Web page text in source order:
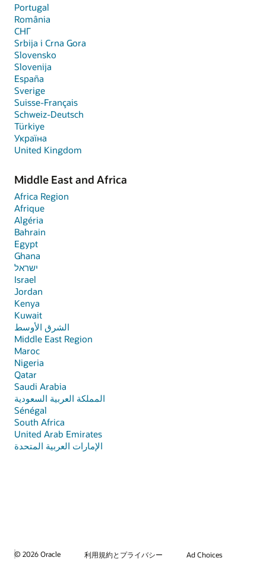
Portugal
România
СНГ
Srbija i Crna Gora
Slovensko
Slovenija
España
Sverige
Suisse-Français
Schweiz-Deutsch
Türkiye
Україна
United Kingdom
Middle East and Africa
Africa Region
Afrique
Algéria
Bahrain
Egypt
Ghana
ישראל
Israel
Jordan
Кenya
Kuwait
الشرق الأوسط
Middle East Region
Maroc
Nigeria
Qatar
Saudi Arabia
المملكة العربية السعودية
Sénégal
South Africa
United Arab Emirates
الإمارات العربية المتحدة
© 2026 Oracle 利用規約とプライバシー Ad Choices